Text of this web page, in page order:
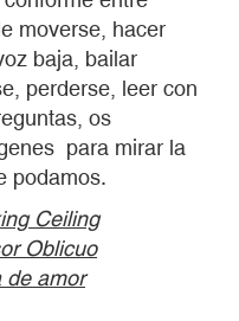
moverse, hacer
baja, bailar
perderse, leer con
os
para mirar la
podamos.
Ceiling
Oblicuo
de amor